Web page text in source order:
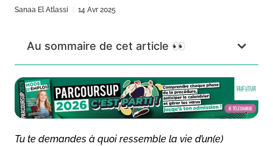
Sanaa El Atlassi 14 Avr 2025
Au sommaire de cet article 👀
Tu te demandes à quoi ressemble la vie d’un(e)